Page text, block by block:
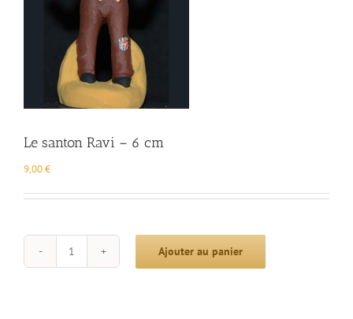
Le santon Ravi – 6 cm
9,00€
quantité
Ajouter au panier